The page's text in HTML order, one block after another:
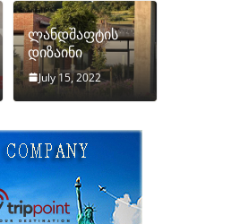
ლანდშაფტის
დიზაინი
July 15, 2022
, დიზაინ ბლოგი , myvideo.ge ,